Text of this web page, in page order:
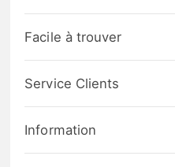
Facile à trouver
Service Clients
Information